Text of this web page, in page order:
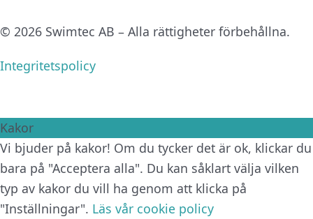
© 2026 Swimtec AB – Alla rättigheter förbehållna.
Integritetspolicy
Kakor
Vi bjuder på kakor! Om du tycker det är ok, klickar du
bara på "Acceptera alla". Du kan såklart välja vilken
typ av kakor du vill ha genom att klicka på
"Inställningar". Läs vår cookie policy